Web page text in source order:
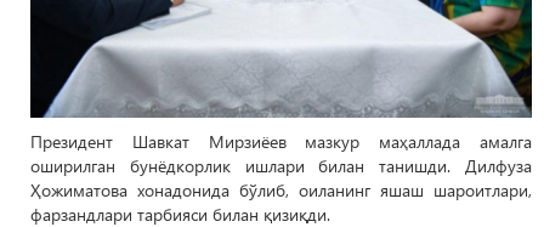
Президент Шавкат Мирзиёев мазкур маҳаллада амалга
оширилган бунёдкорлик ишлари билан танишди. Дилфуза
Ҳожиматова хонадонида бўлиб, оиланинг яшаш шароитлари,
фарзандлари тарбияси билан қизиқди.